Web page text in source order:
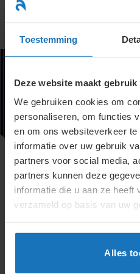
Toestemming
Deze website maakt
We gebruiken cookies om
personaliseren, om functies
en om ons websiteverkeer
informatie over uw gebruik
partners voor social media,
partners kunnen deze
informatie die u aan ze heeft
verzameld op basis van uw
Alles
naar
inhoud
Een